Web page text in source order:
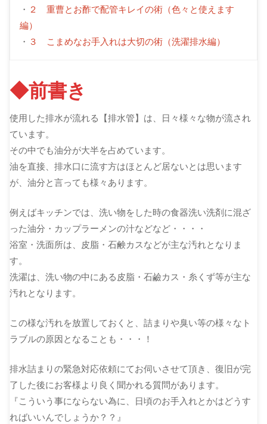
・ ２　重曹とお酢で配管キレイの術（色々と使えます
編）
・ ３　こまめなお手入れは大切の術（洗濯排水編）
◆前書き
使用した排水が流れる【排水管】は、日々様々な物が流され
ています。
その中でも油分が大半を占めています。
油を直接、排水口に流す方はほとんど居ないとは思います
が、油分と言っても様々あります。
例えばキッチンでは、洗い物をした時の食器洗い洗剤に混ざ
った油分・カップラーメンの汁などなど・・・・
浴室・洗面所は、皮脂・石鹸カスなどが主な汚れとなりま
す。
洗濯は、洗い物の中にある皮脂・石鹼カス・糸くず等が主な
汚れとなります。
この様な汚れを放置しておくと、詰まりや臭い等の様々なト
ラブルの原因となることも・・・！
排水詰まりの緊急対応依頼にてお伺いさせて頂き、復旧が完
了した後にお客様より良く聞かれる質問があります。
『こういう事にならない為に、日頃のお手入れとかはどうす
ればいいんでしょうか？？』